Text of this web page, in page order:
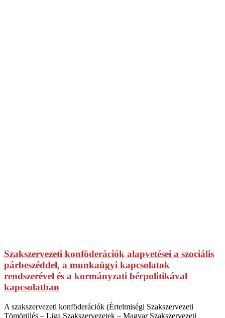
Szakszervezeti konföderációk alapvetései a szociális
párbeszéddel, a munkaügyi kapcsolatok
rendszerével és a kormányzati bérpolitikával
kapcsolatban
A szakszervezeti konföderációk (Értelmiségi Szakszervezeti
Tömörülés – Liga Szakszervezetek – Magyar Szakszervezeti